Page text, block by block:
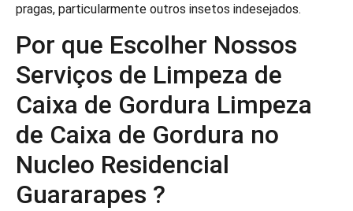
pragas, particularmente outros insetos indesejados.
Por que Escolher Nossos
Serviços de Limpeza de
Caixa de Gordura Limpeza
de Caixa de Gordura no
Nucleo Residencial
Guararapes ?